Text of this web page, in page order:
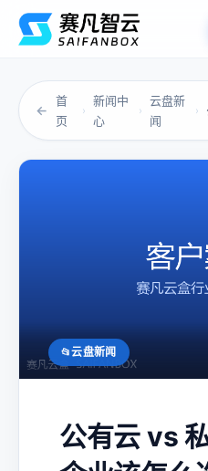
←
首
页
›
新闻中
心
›
云盘新
闻
›
云盘新闻
公有云 vs